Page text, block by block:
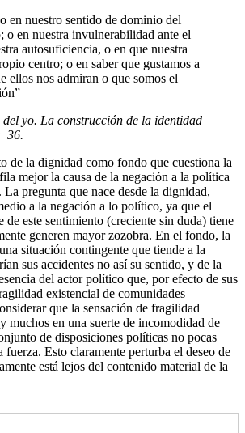
en nuestro sentido de dominio del
o en nuestra invulnerabilidad ante el
autosuficiencia, o en que nuestra
centro; o en saber que gustamos a
ellos nos admiran o que somos el
del yo. La construcción de la identidad
36.
de la dignidad como fondo que cuestiona la
mejor la causa de la negación a la política
La pregunta que nace desde la dignidad,
a la negación a lo político, ya que el
de este sentimiento (creciente sin duda) tiene
generen mayor zozobra. En el fondo, la
situación contingente que tiende a la
sus accidentes no así su sentido, y de la
del actor político que, por efecto de sus
existencial de comunidades
que la sensación de fragilidad
muchos en una suerte de incomodidad de
de disposiciones políticas no pocas
fuerza. Esto claramente perturba el deseo de
está lejos del contenido material de la